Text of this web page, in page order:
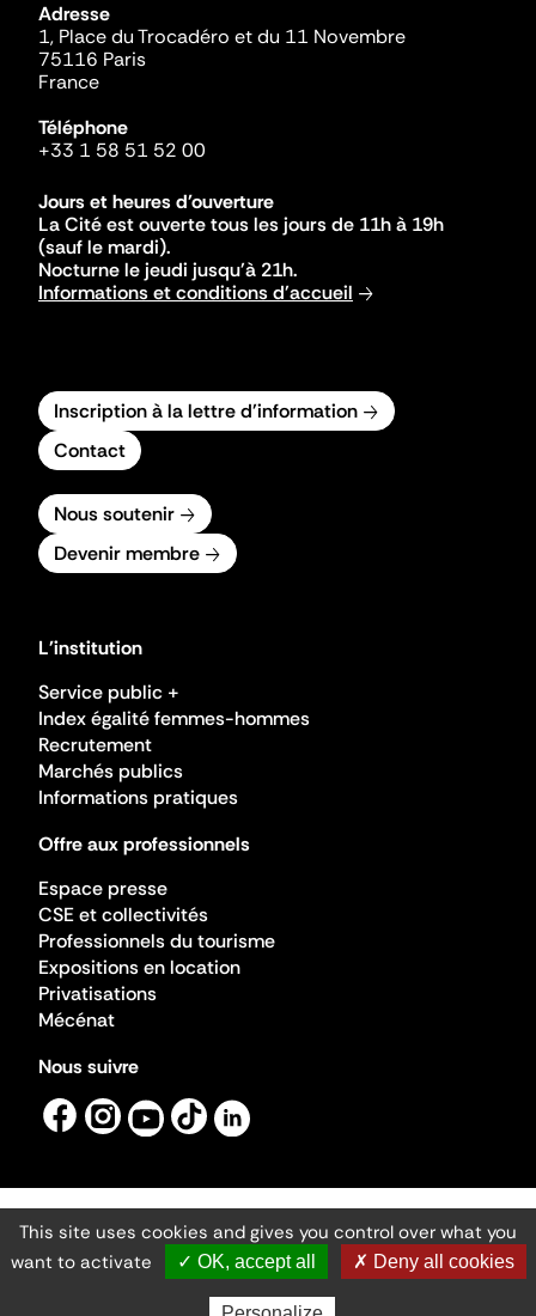
Adresse
1, Place du Trocadéro et du 11 Novembre
75116 Paris
France
Téléphone
+33 1 58 51 52 00
Jours et heures d'ouverture
La Cité est ouverte tous les jours de 11h à 19h
(sauf le mardi).
Nocturne le jeudi jusqu'à 21h.
Informations et conditions d'accueil
Inscription à la lettre d'information
Contact
Nous soutenir
Devenir membre
L'institution
Service public +
Index égalité femmes-hommes
Recrutement
Marchés publics
Informations pratiques
Offre aux professionnels
Espace presse
CSE et collectivités
Professionnels du tourisme
Expositions en location
Privatisations
Mécénat
Nous suivre
Mentions légales
Gestion des cookies
Accessibilité numérique
Ministère de la Culture ©2026
- Cité de l'architecture et du patrimoine
This site uses cookies and gives you control over what you
want to activate
✓ OK, accept all ✗ Deny all cookies